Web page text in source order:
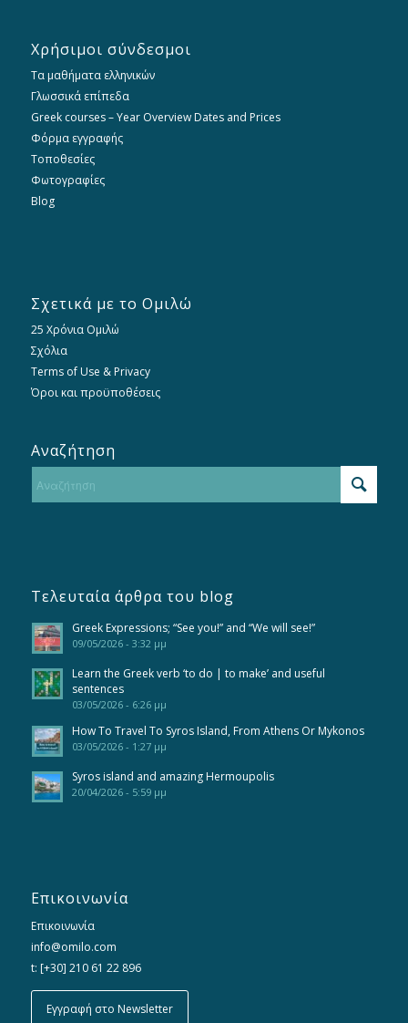
Χρήσιμοι σύνδεσμοι
Τα μαθήματα ελληνικών
Γλωσσικά επίπεδα
Greek courses – Year Overview Dates and Prices
Φόρμα εγγραφής
Τοποθεσίες
Φωτογραφίες
Blog
Σχετικά με το Ομιλώ
25 Χρόνια Ομιλώ
Σχόλια
Terms of Use & Privacy
Όροι και προϋποθέσεις
Αναζήτηση
Τελευταία άρθρα του blog
Greek Expressions; “See you!” and “We will see!”
09/05/2026 - 3:32 μμ
Learn the Greek verb ‘to do | to make’ and useful
sentences
03/05/2026 - 6:26 μμ
How To Travel To Syros Island, From Athens Or Mykonos
03/05/2026 - 1:27 μμ
Syros island and amazing Hermoupolis
20/04/2026 - 5:59 μμ
Επικοινωνία
Επικοινωνία
info@omilo.com
t: [+30] 210 61 22 896
Εγγραφή στο Newsletter